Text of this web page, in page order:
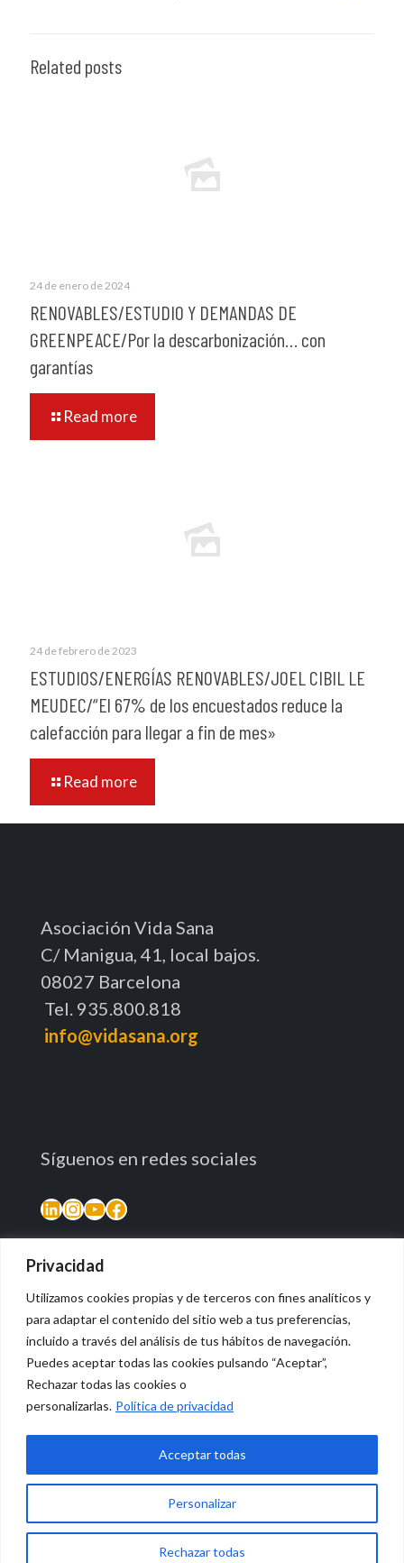
Privacidad
Utilizamos cookies propias y de terceros con fines analíticos y
para adaptar el contenido del sitio web a tus preferencias,
incluido a través del análisis de tus hábitos de navegación.
Puedes aceptar todas las cookies pulsando “Aceptar”,
Rechazar todas las cookies o
personalizarlas. Política de privacidad
Personalizar
Rechazar todas
Acceptar todas
Related posts
24 de enero de 2024
RENOVABLES/ESTUDIO Y DEMANDAS DE
GREENPEACE/Por la descarbonización… con
garantías
Read more
24 de febrero de 2023
ESTUDIOS/ENERGÍAS RENOVABLES/JOEL CIBIL LE
MEUDEC/“El 67% de los encuestados reduce la
calefacción para llegar a fin de mes»
Read more
Asociación Vida Sana
C/ Manigua, 41, local bajos.
08027 Barcelona
Tel. 935.800.818
info@vidasana.org
Síguenos en redes sociales
LinkedIn
Instagram
YouTube
Facebook
© 2026 Vidasana | All Rights Reserved
Aviso legal
Política de privacidad
Política de devolución monetaria